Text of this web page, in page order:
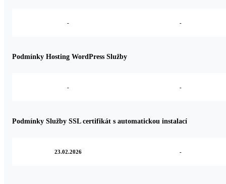
- -
Podmínky Hosting WordPress Služby
- -
Podmínky Služby SSL certifikát s automatickou instalací
23.02.2026 -